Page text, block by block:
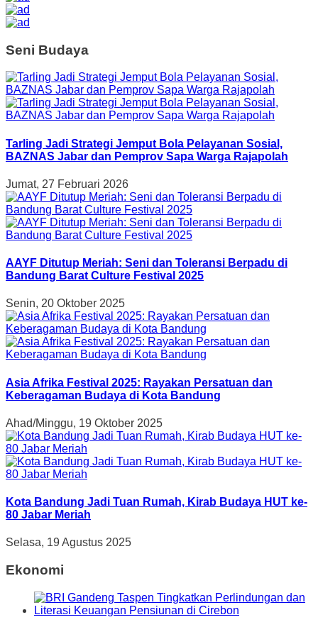
Seni Budaya
Tarling Jadi Strategi Jemput Bola Pelayanan Sosial,
BAZNAS Jabar dan Pemprov Sapa Warga Rajapolah
Jumat, 27 Februari 2026
AAYF Ditutup Meriah: Seni dan Toleransi Berpadu di
Bandung Barat Culture Festival 2025
Senin, 20 Oktober 2025
Asia Afrika Festival 2025: Rayakan Persatuan dan
Keberagaman Budaya di Kota Bandung
Ahad/Minggu, 19 Oktober 2025
Kota Bandung Jadi Tuan Rumah, Kirab Budaya HUT ke-
80 Jabar Meriah
Selasa, 19 Agustus 2025
Ekonomi